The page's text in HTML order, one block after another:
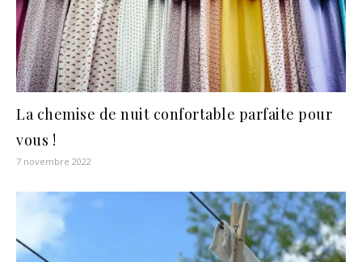
La chemise de nuit confortable parfaite pour
vous !
7 novembre 2022